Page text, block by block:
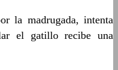
la madrugada, intenta
el gatillo recibe una